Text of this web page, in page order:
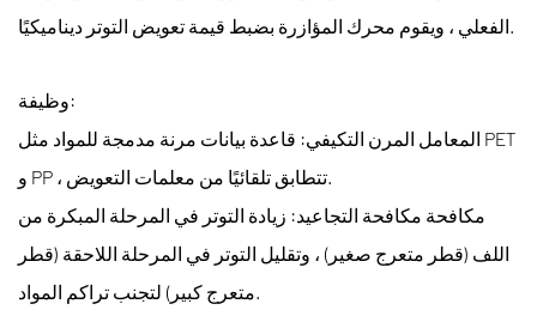
وظيفة:
المعامل المرن التكيفي: قاعدة بيانات مرنة مدمجة للمواد مثل PET
مكافحة مكافحة التجاعيد: زيادة التوتر في المرحلة المبكرة من
اللف (قطر متعرج صغير) ، وتقليل التوتر في المرحلة اللاحقة (قطر